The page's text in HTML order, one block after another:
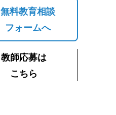
無料教育相談
フォームへ
教師応募は
こちら